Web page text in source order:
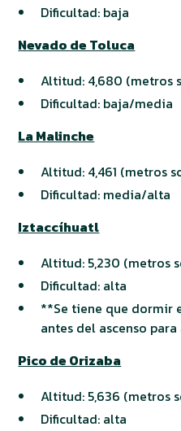
Dificultad: baja
Nevado de Toluca
Altitud: 4,680 (metros
Dificultad: baja/media
La Malinche
Altitud: 4,461 (metros
Dificultad: media/alta
Iztaccíhuatl
Altitud: 5,230 (metros
Dificultad: alta
**Se tiene que dormir
antes del ascenso
Pico de Orizaba
Altitud: 5,636 (metros
Dificultad: alta